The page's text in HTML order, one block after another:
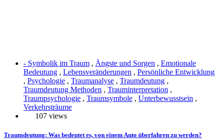
- Symbolik im Traum , Ängste und Sorgen , Emotionale
Bedeutung , Lebensveränderungen , Persönliche Entwicklung
, Psychologie , Traumanalyse , Traumdeutung ,
Traumdeutung Methoden , Trauminterpretation ,
Traumpsychologie , Traumsymbole , Unterbewusstsein ,
Verkehrsträume
107 views
Traumdeutung: Was bedeutet es, von einem Auto überfahren zu werden?